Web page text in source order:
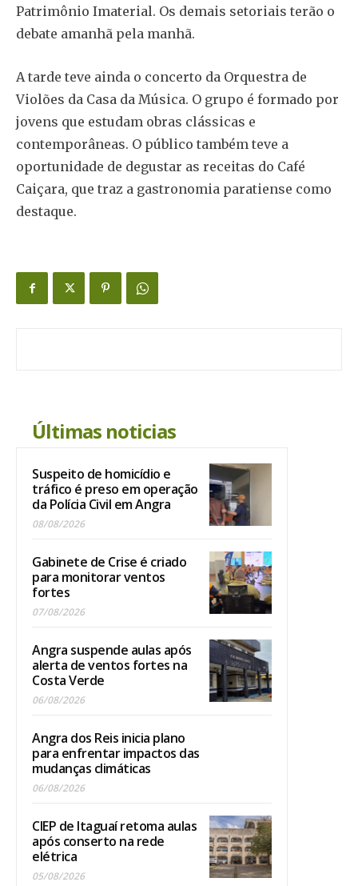
Patrimônio Imaterial. Os demais setoriais terão o
debate amanhã pela manhã.
A tarde teve ainda o concerto da Orquestra de
Violões da Casa da Música. O grupo é formado por
jovens que estudam obras clássicas e
contemporâneas. O público também teve a
oportunidade de degustar as receitas do Café
Caiçara, que traz a gastronomia paratiense como
destaque.
Últimas noticias
Suspeito de homicídio e
tráfico é preso em operação
da Polícia Civil em Angra
08/08/2026
Gabinete de Crise é criado
para monitorar ventos
fortes
07/08/2026
Angra suspende aulas após
alerta de ventos fortes na
Costa Verde
06/08/2026
Angra dos Reis inicia plano
para enfrentar impactos das
mudanças climáticas
06/08/2026
CIEP de Itaguaí retoma aulas
após conserto na rede
elétrica
05/08/2026